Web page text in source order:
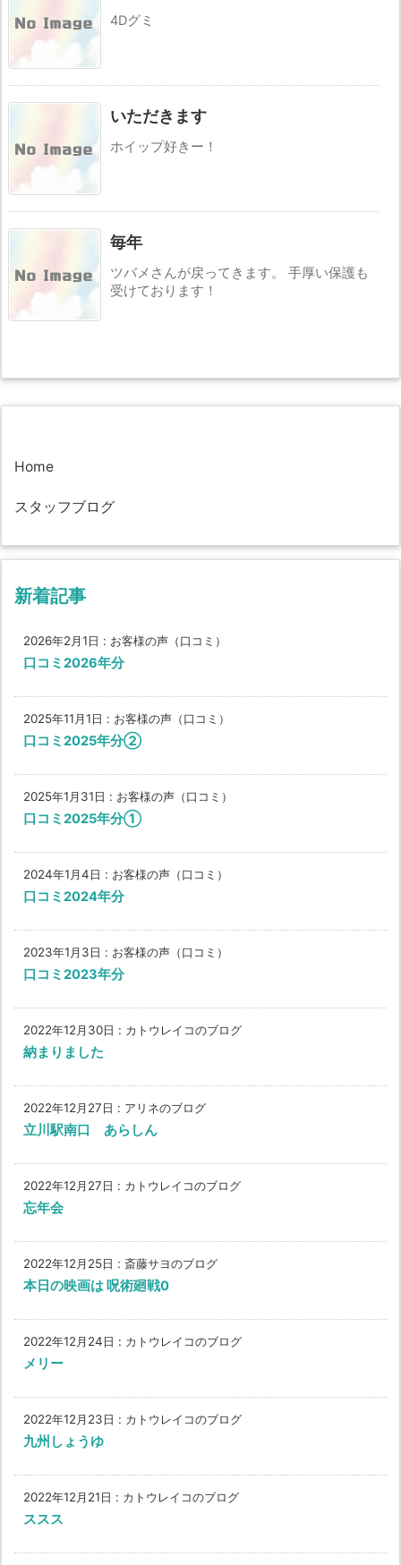
4Dグミ
いただきます
ホイップ好きー！
毎年
ツバメさんが戻ってきます。 手厚い保護も
受けております！
Home
スタッフブログ
新着記事
2026年2月1日 : お客様の声（口コミ）
口コミ2026年分
2025年11月1日 : お客様の声（口コミ）
口コミ2025年分②
2025年1月31日 : お客様の声（口コミ）
口コミ2025年分①
2024年1月4日 : お客様の声（口コミ）
口コミ2024年分
2023年1月3日 : お客様の声（口コミ）
口コミ2023年分
2022年12月30日 : カトウレイコのブログ
納まりました
2022年12月27日 : アリネのブログ
立川駅南口 あらしん
2022年12月27日 : カトウレイコのブログ
忘年会
2022年12月25日 : 斎藤サヨのブログ
本日の映画は 呪術廻戦0
2022年12月24日 : カトウレイコのブログ
メリー
2022年12月23日 : カトウレイコのブログ
九州しょうゆ
2022年12月21日 : カトウレイコのブログ
ススス